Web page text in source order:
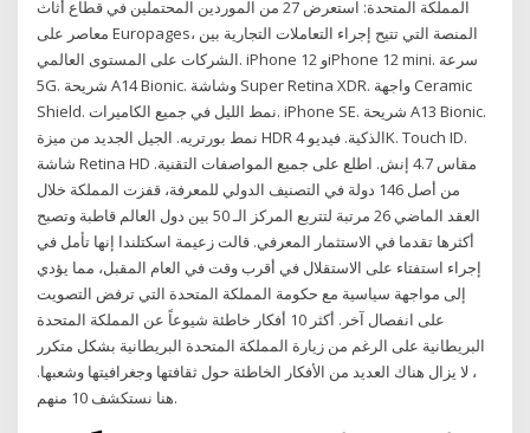
المملكة المتحدة: استعرض 27 من الموردين المحتملين في قطاع أثاث
معاصر على Europages، المنصة التي تتيح إجراء التعاملات التجارية بين
الشركات على المستوى العالمي. iPhone 12 وiPhone 12 mini. سرعة
5G. شريحة A14 Bionic. وشاشة Super Retina XDR. واجهة Ceramic
Shield. نمط الليل في جميع الكاميرات. iPhone SE. شريحة A13 Bionic.
نمط بورتريه. الجيل الجديد من ميزة HDR الذكية. فيديو 4K. Touch ID.
شاشة Retina HD مقاس ‏4.7 إنش. اطلع على جميع المواصفات التقنية.
من أصل 146 دولة في التصنيف الدولي للمعرفة، قفزت المملكة خلال
العقد الماضي 26 مرتبة لتتربع المركز الـ 50 بين دول العالم قاطبة وتصبح
أكثرها تقدما في الاستثمار المعرفي. قالت زعيمة اسكتلندا إنها تأمل في
إجراء استفتاء على الاستقلال في أقرب وقت في العام المقبل، مما يؤدي
إلى مواجهة سياسية مع حكومة المملكة المتحدة التي ترفض التصويت
على انفصال آخر. أكثر 10 أفكار خاطئة شيوعاً عن المملكة المتحدة
البريطانية على الرغم من زيارة المملكة المتحدة البريطانية بشكل متكرر
، لا يزال هناك العديد من الأفكار الخاطئة حول ثقافتها وجغرافيتها وشعبها.
هنا نستكشف 10 منهم.